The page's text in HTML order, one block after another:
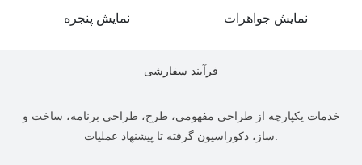
نمایش پنجره نمایش جواهرات
فرآیند سفارشی
خدمات یکپارچه از طراحی مفهومی، طرح، طراحی برنامه، ساخت و